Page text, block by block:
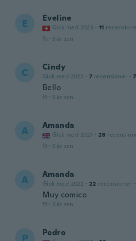
E Eveline
Gick med 2023 · 11
för 3 år sen
C Cindy
Gick med 2022 · 7 recensioner · 7
Bello
för 3 år sen
A Amanda
Gick med 2021 · 28
för 3 år sen
A Amanda
Gick med 2022 · 22 recensioner ·
Muy comico
för 3 år sen
P Pedro